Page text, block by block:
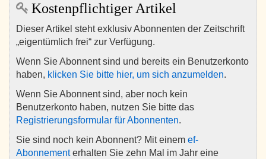
Kostenpflichtiger Artikel
Dieser Artikel steht exklusiv Abonnenten der Zeitschrift
„eigentümlich frei“ zur Verfügung.
Wenn Sie Abonnent sind und bereits ein Benutzerkonto
haben, klicken Sie bitte hier, um sich anzumelden.
Wenn Sie Abonnent sind, aber noch kein
Benutzerkonto haben, nutzen Sie bitte das
Registrierungsformular für Abonnenten.
Sie sind noch kein Abonnent? Mit einem ef-
Abonnementerhalten Sie zehn Mal im Jahr eine